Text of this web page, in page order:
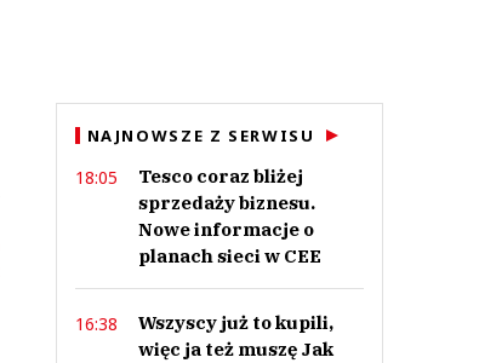
NAJNOWSZE Z SERWISU
18:05
Tesco coraz bliżej
sprzedaży biznesu.
Nowe informacje o
planach sieci w CEE
16:38
Wszyscy już to kupili,
więc ja też muszę Jak